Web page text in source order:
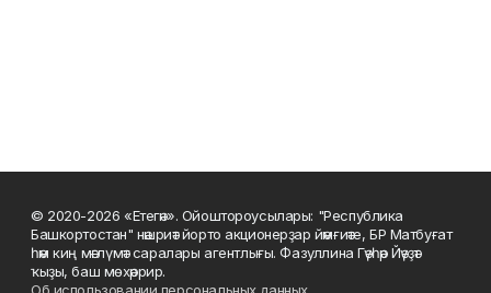
© 2020-2026 «Етегән». Ойоштороусылары: "Республика
Башкортостан" нәшриәт йорто акционерҙар йәмғиәте, БР Матбуғат
һәм киң мәғлүмәт саралары агентлығы. Фазуллина Гәүһәр Йәүҙәт
ҡыҙы, баш мөхәррир.